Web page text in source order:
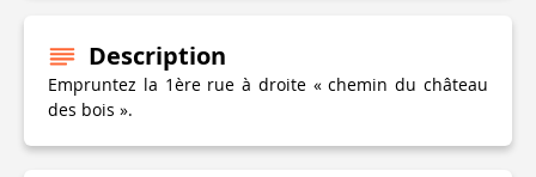
Description
Empruntez la 1ère rue à droite « chemin du château
des bois ».